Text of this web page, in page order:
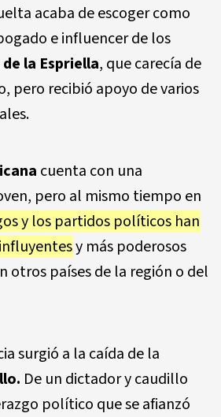
acaba de escoger como
e influencer de los
la Espriella, que carecía de
pero recibió apoyo de varios
cuenta con una
pero al mismo tiempo en
y los partidos políticos han
y más poderosos
otros países de la región o del
surgió a la caída de la
De un dictador y caudillo
político que se afianzó